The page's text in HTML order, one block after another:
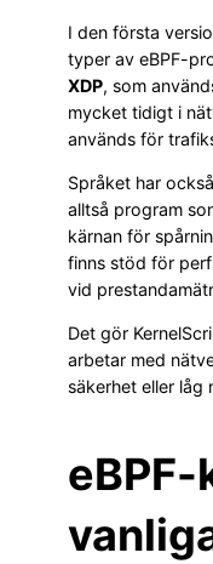
I den första
typer av eBPF-
XDP, som
mycket tidigt i
används för
Språket har
alltså program
kärnan för
finns stöd för
vid
Det gör
arbetar med
säkerhet eller låg